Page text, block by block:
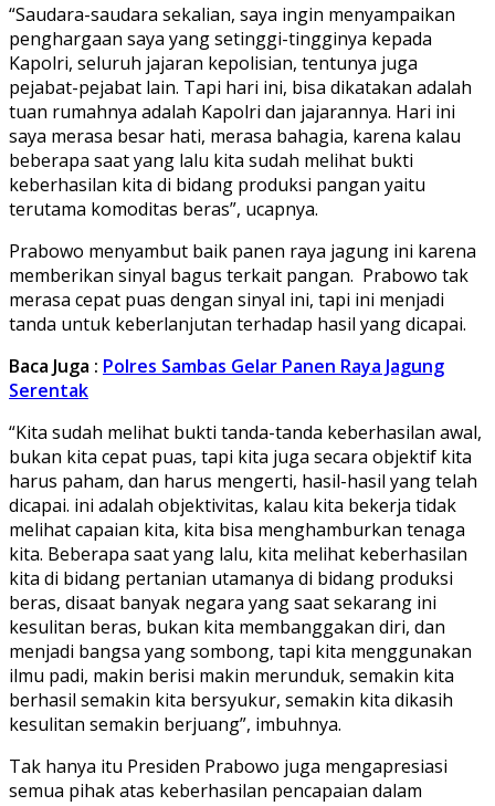
“Saudara-saudara sekalian, saya ingin menyampaikan
penghargaan saya yang setinggi-tingginya kepada
Kapolri, seluruh jajaran kepolisian, tentunya juga
pejabat-pejabat lain. Tapi hari ini, bisa dikatakan adalah
tuan rumahnya adalah Kapolri dan jajarannya. Hari ini
saya merasa besar hati, merasa bahagia, karena kalau
beberapa saat yang lalu kita sudah melihat bukti
keberhasilan kita di bidang produksi pangan yaitu
terutama komoditas beras”, ucapnya.
Prabowo menyambut baik panen raya jagung ini karena
memberikan sinyal bagus terkait pangan. Prabowo tak
merasa cepat puas dengan sinyal ini, tapi ini menjadi
tanda untuk keberlanjutan terhadap hasil yang dicapai.
Baca Juga : Polres Sambas Gelar Panen Raya Jagung
Serentak
“Kita sudah melihat bukti tanda-tanda keberhasilan awal,
bukan kita cepat puas, tapi kita juga secara objektif kita
harus paham, dan harus mengerti, hasil-hasil yang telah
dicapai. ini adalah objektivitas, kalau kita bekerja tidak
melihat capaian kita, kita bisa menghamburkan tenaga
kita. Beberapa saat yang lalu, kita melihat keberhasilan
kita di bidang pertanian utamanya di bidang produksi
beras, disaat banyak negara yang saat sekarang ini
kesulitan beras, bukan kita membanggakan diri, dan
menjadi bangsa yang sombong, tapi kita menggunakan
ilmu padi, makin berisi makin merunduk, semakin kita
berhasil semakin kita bersyukur, semakin kita dikasih
kesulitan semakin berjuang”, imbuhnya.
Tak hanya itu Presiden Prabowo juga mengapresiasi
semua pihak atas keberhasilan pencapaian dalam